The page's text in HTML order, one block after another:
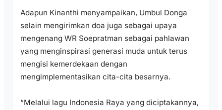
Adapun Kinanthi menyampaikan, Umbul Donga
selain mengirimkan doa juga sebagai upaya
mengenang WR Soepratman sebagai pahlawan
yang menginspirasi generasi muda untuk terus
mengisi kemerdekaan dengan
mengimplementasikan cita-cita besarnya.
“Melalui lagu Indonesia Raya yang diciptakannya,